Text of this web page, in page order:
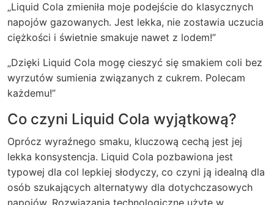
„Liquid Cola zmieniła moje podejście do klasycznych
napojów gazowanych. Jest lekka, nie zostawia uczucia
ciężkości i świetnie smakuje nawet z lodem!”
„Dzięki Liquid Cola mogę cieszyć się smakiem coli bez
wyrzutów sumienia związanych z cukrem. Polecam
każdemu!”
Co czyni Liquid Cola wyjątkową?
Oprócz wyraźnego smaku, kluczową cechą jest jej
lekka konsystencja. Liquid Cola pozbawiona jest
typowej dla col lepkiej słodyczy, co czyni ją idealną dla
osób szukających alternatywy dla dotychczasowych